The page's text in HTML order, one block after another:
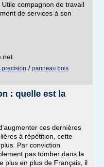
compagnon de travail
de services à son
precision / panneau bois
: quelle est la
ces dernières
à répétition, cette
Par conviction
pas tomber dans la
plus en plus de Français, il